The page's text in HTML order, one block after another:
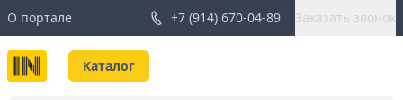
О портале +7 (914) 670-04-89 Заказать звонок
Каталог